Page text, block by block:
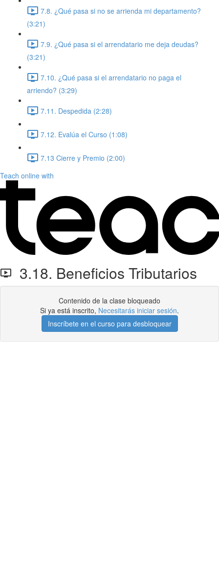
7.8. ¿Qué pasa si no se arrienda mi departamento?
(3:21)
7.9. ¿Qué pasa si el arrendatario me deja deudas?
(3:21)
7.10. ¿Qué pasa si el arrendatario no paga el
arriendo? (3:29)
7.11. Despedida (2:28)
7.12. Evalúa el Curso (1:08)
7.13 Cierre y Premio (2:00)
Teach online with
3.18. Beneficios Tributarios
Contenido de la clase bloqueado
Si ya está inscrito, Necesitarás iniciar sesión.
Inscríbete en el curso para desbloquear